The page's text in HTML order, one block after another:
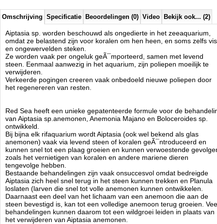
terecht kunnen komen. Binnen enkele minuten na de toepassing van
het materiaal, zal de Aiptasia anemoon imploderen met als gevolg de
uitroeiing van zowel de anemoon zelf en haar Planula.
De nieuwe behandeling van Red Sea is volledig rif-safe en al het
materiaal dat niet door de Aiptasia ingenomen wordt is onschadelijk
voor andere ongewervelde dieren. Overtollig materiaal zal vergaan
met loop van de tijd zonder nadelige gevolgen.
Gemakkelijk te gebruiken en zeer effectief, Aiptasia-X biedt een lang
gezochte oplossing door elk aquariaan.
en bevat voldoendevoor 600 Aiptasia anemonen.
Red Sea
Manufactured by:Red Sea
Model:RED-22233
Product ID:
4.6131 49.95 49.95 Available from:
OrderNew
Omschrijving Specificatie Beoordelingen (0) Video Bekijk ook... (2)
Aiptasia sp. worden beschouwd als ongedierte in het zeeaquarium,
omdat ze belastend zijn voor koralen om hen heen, en soms zelfs vis
en ongewervelden steken.
Ze worden vaak per ongeluk geÃ¯mporteerd, samen met levend
steen. Eenmaal aanwezig in het aquarium, zijn poliepen moeilijk te
verwijderen.
Verkeerde pogingen creeren vaak onbedoeld nieuwe poliepen door
het regenereren van resten.
Red Sea heeft een unieke gepatenteerde formule voor de
van Aiptasia sp.anemonen, Anemonia Majano en Boloceroides sp.
ontwikkeld.
Bij bijna elk rifaquarium wordt Aiptasia (ook wel bekend als glas
anemonen) vaak via levend steen of koralen geÃ¯ntroduceerd en
kunnen snel tot een plaag groeien en kunnen verwoestende
zoals het vernietigen van koralen en andere mariene dieren
tengevolge hebben.
Bestaande behandelingen zijn vaak onsuccesvol omdat bedreigde
Aiptasia zich heel snel terug in het steen kunnen trekken en Planula
loslaten (larven die snel tot volle anemonen kunnen ontwikkelen.
Daarnaast een deel van het lichaam van een anemoon die aan de
steen bevestigd is, kan tot een volledige anemoon terug groeien.
behandelingen kunnen daarom tot een wildgroei leiden in plaats van
het verwijderen van Aiptasia anemonen.